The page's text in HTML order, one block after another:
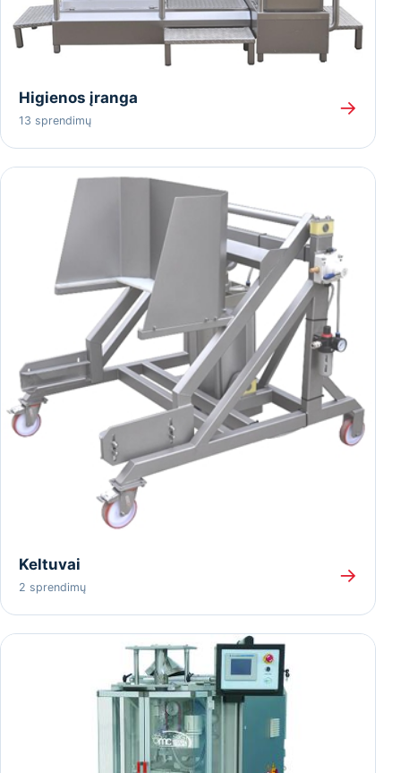
Higienos įranga
13 sprendimų
→
Keltuvai
2 sprendimų
→